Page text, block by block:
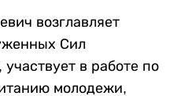
возглавляет
Сил
в работе по
молодежи,